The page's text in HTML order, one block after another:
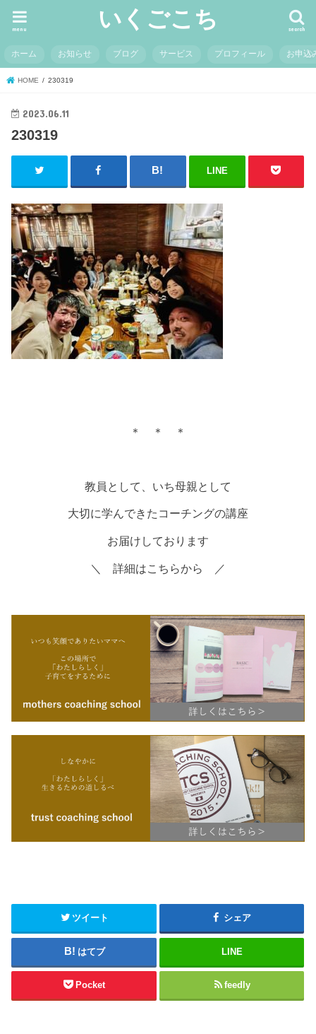
いくごこち search
menu
ホーム お知らせ ブログ サービス プロフィール お申込
HOME 230319
2023.06.11
230319
LINE
＊ ＊ ＊
教員として、いち母親として
大切に学んできたコーチングの講座
お届けしております
＼ 詳細はこちらから ／
ツイート シェア
はてブ LINE
Pocket feedly